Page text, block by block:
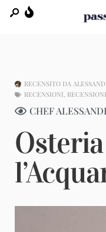
RECENSITO DA
RECENSIONI,
CHEF